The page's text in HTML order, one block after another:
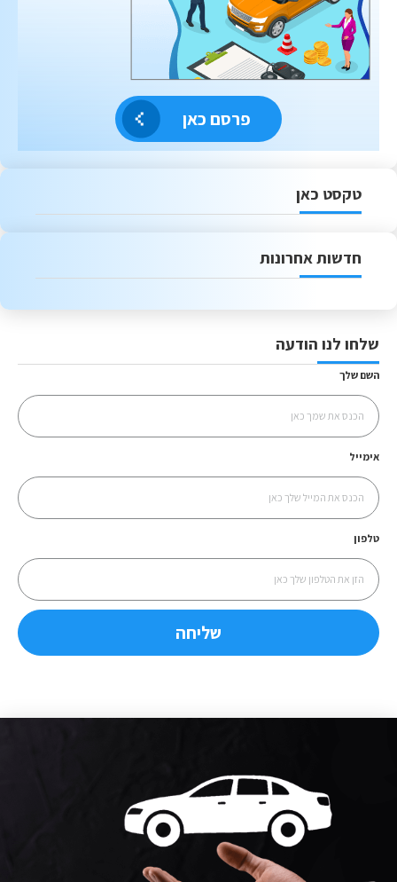
פרסם כאן
טקסט כאן
חדשות אחרונות
שלחו לנו הודעה
השם שלך
אימייל
טלפון
שליחה